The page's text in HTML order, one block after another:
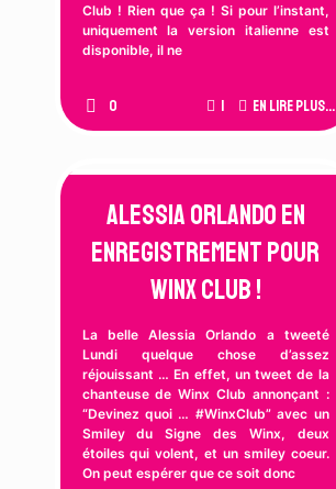
Club ! Rien que ça ! Si pour l’instant,
uniquement la version italienne est
disponible, il ne
0 1 En lire plus...
Alessia Orlando en
Enregistrement pour
Winx Club !
La belle Alessia Orlando a tweeté
Lundi quelque chose d’assez
réjouissant … En effet, un tweet de la
chanteuse de Winx Club annonçant :
“Devinez quoi … #WinxClub” avec un
Smiley du Signe des Winx, deux
étoiles qui volent, et un smiley coeur.
On peut espérer que ce soit donc